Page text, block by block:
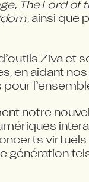
, The Lord of
Ziva
en aidant
notre
génération